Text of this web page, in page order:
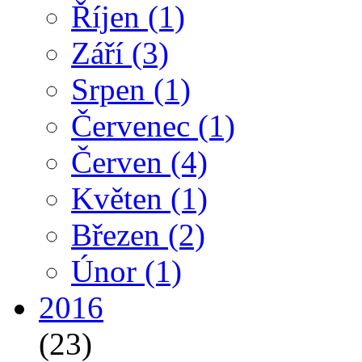
Říjen (1)
Září (3)
Srpen (1)
Červenec (1)
Červen (4)
Květen (1)
Březen (2)
Únor (1)
2016
(23)